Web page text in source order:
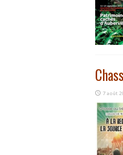
7 août